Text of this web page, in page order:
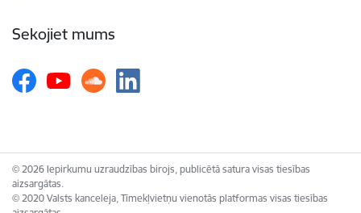
Sekojiet mums
© 2026 Iepirkumu uzraudzības birojs, publicētā satura visas tiesības
aizsargātas.
© 2020 Valsts kanceleja, Tīmekļvietņu vienotās platformas visas tiesības